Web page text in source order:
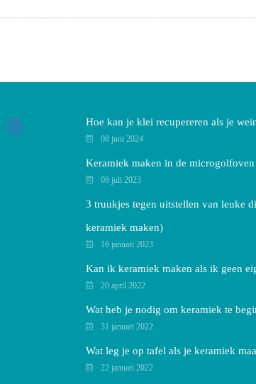
Hoe kan je klei recupereren als je
08 juni 2024
Keramiek maken in de microgolfoven
08 juli 2023
3 truukjes tegen uitstellen van leuke
keramiek maken)
16 januari 2023
Kan ik keramiek maken als ik geen
20 april 2022
Wat heb je nodig om keramiek te
31 januari 2022
Wat leg je op tafel als je keramiek
22 januari 2022